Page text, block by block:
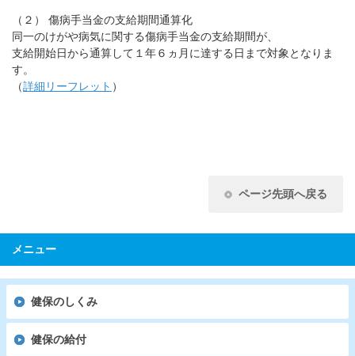
（２） 傷病手当金の支給期間通算化
同一のけがや病気に関する傷病手当金の支給期間が、
支給開始日から通算して１年６ヵ月に達する日まで対象となりま
す。
（詳細リーフレット ）
ページ先頭へ戻る
メニュー
健保のしくみ
健保の給付